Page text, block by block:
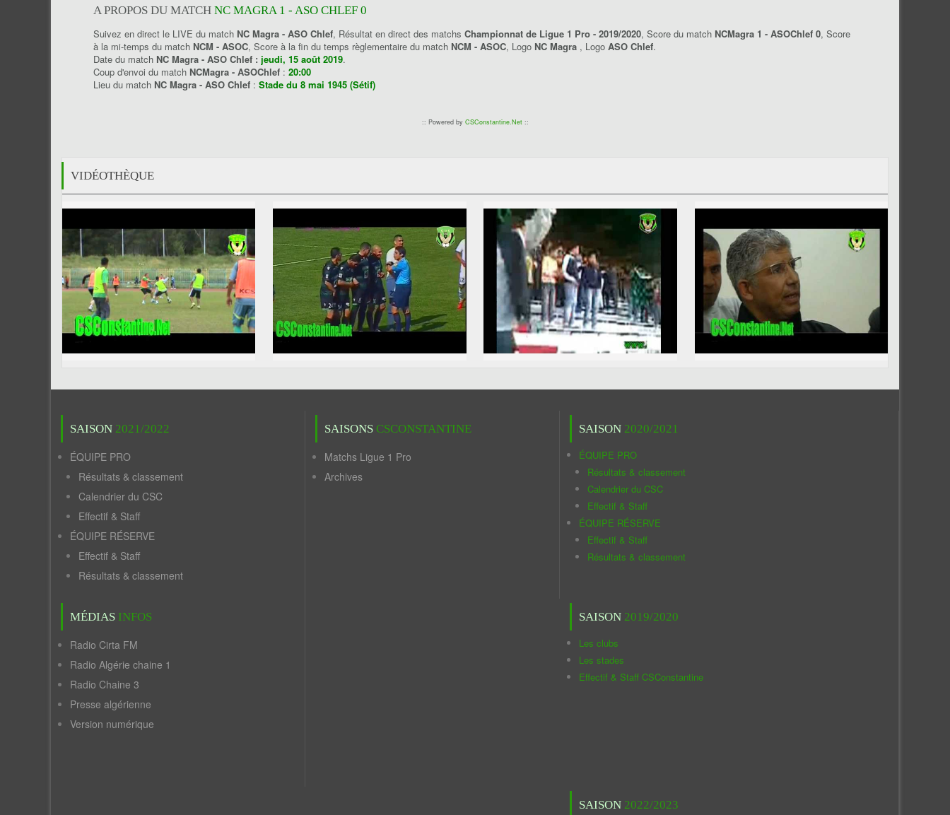
A PROPOS DU MATCH NC MAGRA 1 - ASO CHLEF 0
Suivez en direct le LIVE du match NC Magra - ASO Chlef, Résultat en direct des matchs Championnat de Ligue 1 Pro - 2019/2020, Score du match NCMagra 1 - ASOChlef 0, Score
à la mi-temps du match NCM - ASOC, Score à la fin du temps règlementaire du match NCM - ASOC, Logo NC Magra , Logo ASO Chlef.
Date du match NC Magra - ASO Chlef : jeudi, 15 août 2019.
Coup d'envoi du match NCMagra - ASOChlef : 20:00
Lieu du match NC Magra - ASO Chlef : Stade du 8 mai 1945 (Sétif)
:: Powered by CSConstantine.Net::
VIDÉOTHÈQUE
SAISON 2021/2022
ÉQUIPE PRO
Résultats & classement
Calendrier du CSC
Effectif & Staff
ÉQUIPE RÉSERVE
Effectif & Staff
Résultats & classement
MÉDIAS INFOS
Radio Cirta FM
Radio Algérie chaine 1
Radio Chaine 3
Presse algérienne
Version numérique
SAISONS CSCONSTANTINE
Matchs Ligue 1 Pro
Archives
SAISON 2020/2021
ÉQUIPE PRO
Résultats & classement
Calendrier du CSC
Effectif & Staff
ÉQUIPE RÉSERVE
Effectif & Staff
Résultats & classement
SAISON 2019/2020
Les clubs
Les stades
Effectif & Staff CSConstantine
SAISON 2022/2023